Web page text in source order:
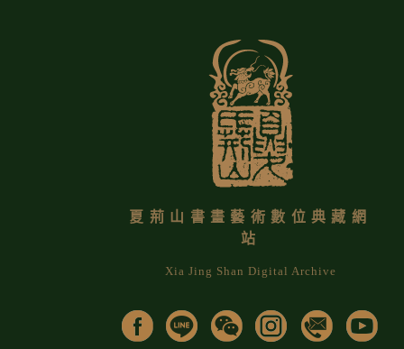
夏荊山書畫藝術數位典藏網
站
Xia Jing Shan Digital Archive